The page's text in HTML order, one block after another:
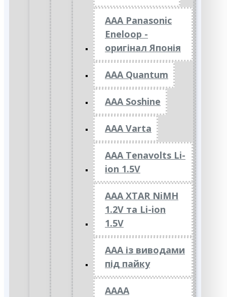
AAA Panasonic
Eneloop -
оригінал Японія
AAA Quantum
AAA Soshine
AAA Varta
AAA Tenavolts Li-
ion 1.5V
AAA XTAR NiMH
1.2V та Li-ion
1.5V
ААА із виводами
під пайку
АААА